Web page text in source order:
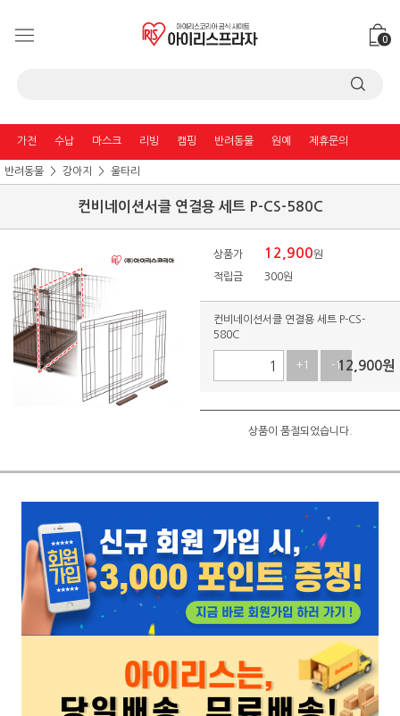
0
가전 수납 마스크 리빙 캠핑 반려동물 원예 제휴문의
반려동물 강아지 울타리
컨비네이션서클 연결용 세트 P-CS-580C
상품가 12,900원
적립금 300원
컨비네이션서클 연결용 세트 P-CS-
580C
+1 -112,900원
상품이 품절되었습니다.